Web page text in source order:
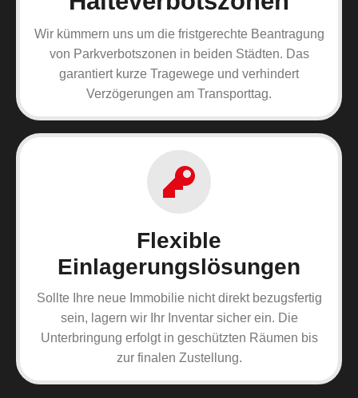
Wir kümmern uns um die fristgerechte Beantragung
von Parkverbotszonen in beiden Städten. Das
garantiert kurze Tragewege und verhindert
Verzögerungen am Transporttag.
Flexible
Einlagerungslösungen
Sollte Ihre neue Immobilie nicht direkt bezugsfertig
sein, lagern wir Ihr Inventar sicher ein. Die
Unterbringung erfolgt in geschützten Räumen bis
zur finalen Zustellung.